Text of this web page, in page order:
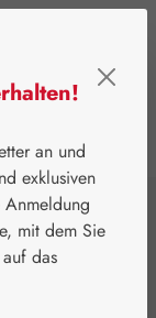
an und
exklusiven
mit dem Sie
das